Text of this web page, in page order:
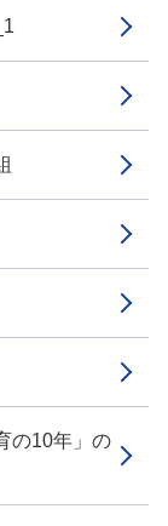
の10年」の